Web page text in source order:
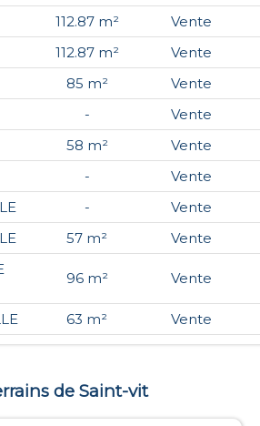
112.87 m² Vente
112.87 m² Vente
85 m² Vente
- Vente
58 m² Vente
- Vente
- Vente
57 m² Vente
96 m² Vente
63 m² Vente
de Saint-vit